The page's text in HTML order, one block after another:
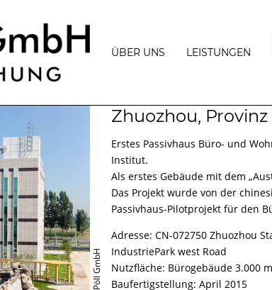
ÜBER UNS
TEAM
AUSZEICHNUNGEN
VORTRÄGE
PRESSE
JOBANGEBOTE
LEISTUNGEN
TÄTIGKEITEN
BERATUNG
PLUSENERGIE
Zhuozhou,
Erstes Passivhaus Büro- und
Institut.
Als erstes Gebäude mit dem
Das Projekt wurde von der
Passivhaus-Pilotprojekt für den
Adresse: CN-072750 Zhuozhou
IndustriePark west Road
Nutzfläche: Bürogebäude 3.000
Baufertigstellung: April 2015